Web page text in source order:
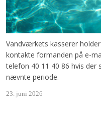
Vandværkets kasserer
kontakte formanden på e-
telefon 40 11 40 86 hvis der
nævnte periode.
23. juni 2026